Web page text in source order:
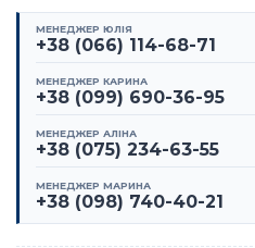
МЕНЕДЖЕР ЮЛІЯ
+38 (066) 114-68-71
МЕНЕДЖЕР КАРИНА
+38 (099) 690-36-95
МЕНЕДЖЕР АЛІНА
+38 (075) 234-63-55
МЕНЕДЖЕР МАРИНА
+38 (098) 740-40-21